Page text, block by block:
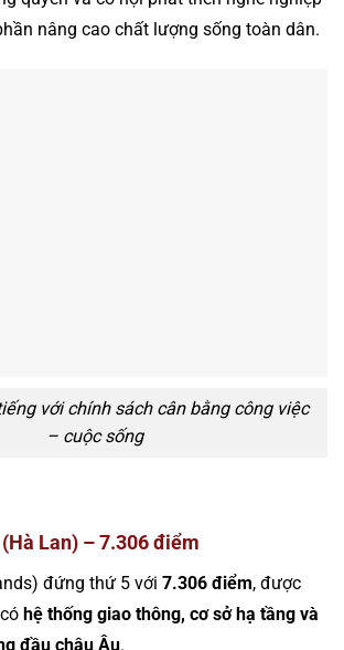
nâng cao chất lượng sống toàn dân.
với chính sách cân bằng công việc
– cuộc sống
Lan) – 7.306 điểm
đứng thứ 5 với 7.306 điểm, được
hệ thống giao thông, cơ sở hạ tầng và
đầu châu Âu.